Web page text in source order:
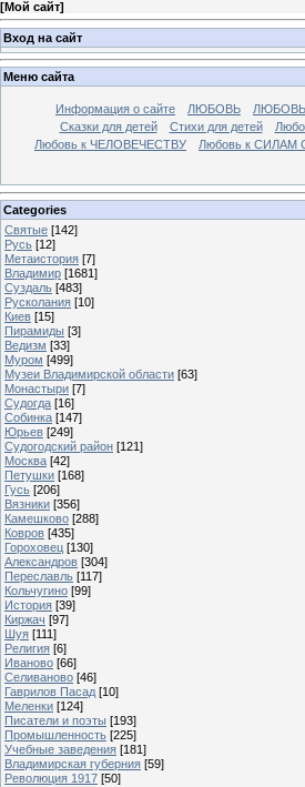
[Мой сайт]
Вход на сайт
Меню сайта
Информация о сайте ЛЮБОВЬ
Сказки для детей
Стихи для детей
Любовь к ЧЕЛОВЕЧЕСТВУ
Любовь к СИЛАМ
Categories
Святые [142]
Русь [12]
Метаистория [7]
Владимир [1681]
Суздаль [483]
Русколания [10]
Киев [15]
Пирамиды [3]
Ведизм [33]
Муром [499]
Музеи Владимирской области [63]
Монастыри [7]
Судогда [16]
Собинка [147]
Юрьев [249]
Судогодский район [121]
Москва [42]
Петушки [168]
Гусь [206]
Вязники [356]
Камешково [288]
Ковров [435]
Гороховец [130]
Александров [304]
Переславль [117]
Кольчугино [99]
История [39]
Киржач [97]
Шуя [111]
Религия [6]
Иваново [66]
Селиваново [46]
Гаврилов Пасад [10]
Меленки [124]
Писатели и поэты [193]
Промышленность [225]
Учебные заведения [181]
Владимирская губерния [59]
Революция 1917 [50]